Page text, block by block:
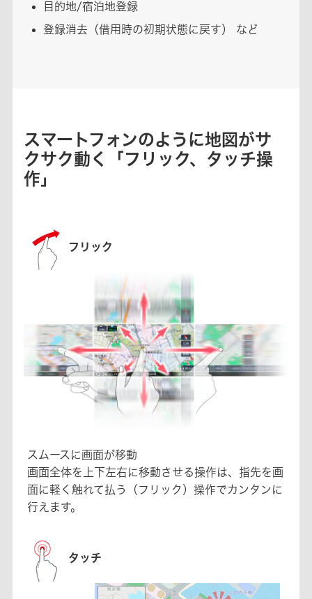
目的地/宿泊地登録
登録消去（借用時の初期状態に戻す） など
スマートフォンのように地図がサ
クサク動く「フリック、タッチ操
作」
フリック
スムースに画面が移動
画面全体を上下左右に移動させる操作は、指先を画
面に軽く触れて払う（フリック）操作でカンタンに
行えます。
タッチ